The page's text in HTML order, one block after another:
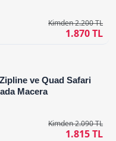
Kimden 2.200 TL
1.870 TL
ve Quad Safari
Macera
Kimden 2.090 TL
1.815 TL